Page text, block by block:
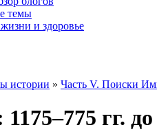
темы
и здоровье
истории » Часть V. Поиски
гг.